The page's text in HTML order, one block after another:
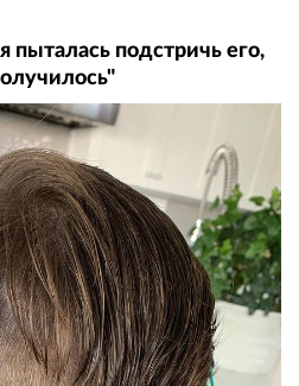
пыталась подстричь его,